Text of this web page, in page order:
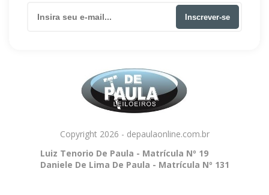
Inscrever-se
Copyright 2026 - depaulaonline.com.br
Luiz Tenorio De Paula - Matrícula Nº 19
Daniele De Lima De Paula - Matrícula Nº 131